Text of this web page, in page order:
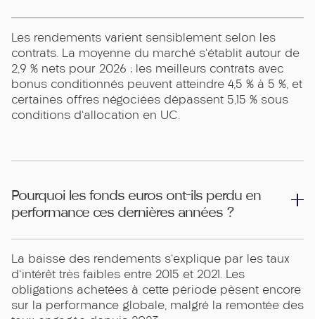
Les rendements varient sensiblement selon les
contrats. La moyenne du marché s'établit autour de
2,9 % nets pour 2026 ; les meilleurs contrats avec
bonus conditionnés peuvent atteindre 4,5 % à 5 %, et
certaines offres négociées dépassent 5,15 % sous
conditions d'allocation en UC.
Pourquoi les fonds euros ont-ils perdu en
performance ces dernières années ?
La baisse des rendements s'explique par les taux
d'intérêt très faibles entre 2015 et 2021. Les
obligations achetées à cette période pèsent encore
sur la performance globale, malgré la remontée des